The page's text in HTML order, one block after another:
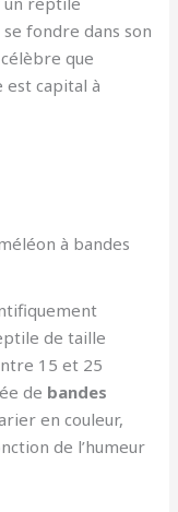
fondre dans son
que
est capital à
à bandes
de taille
15 et 25
de bandes
en couleur,
de l’humeur